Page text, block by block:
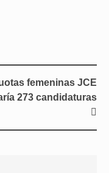
femeninas JCE
273 candidaturas